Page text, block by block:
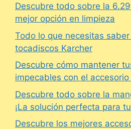
Descubre todo sobre la
mejor opción en limpieza
Todo lo que necesitas
tocadiscos Karcher
Descubre cómo mantener
impecables con el accesorio
Descubre todo sobre la
¡La solución perfecta para
Descubre los mejores